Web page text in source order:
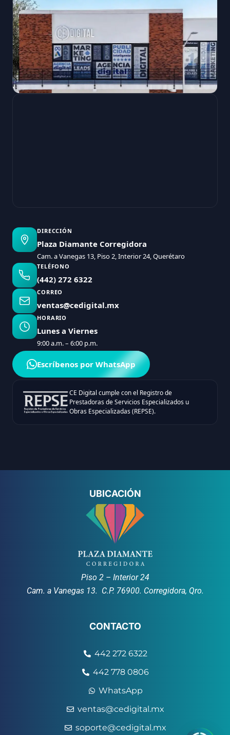
DIRECCIÓN
Plaza Diamante Corregidora
Cam. a Vanegas 13, Piso 2, Interior 24, Querétaro
TELÉFONO
(442) 272 6322
CORREO
ventas@cedigital.mx
HORARIO
Lunes a Viernes
9:00 a.m. – 6:00 p.m.
Escríbenos por WhatsApp
CE Digital cumple con el Registro de
Prestadoras de Servicios Especializados u
Obras Especializadas (REPSE).
UBICACIÓN
Piso 2 – Interior 24
Cam. a Vanegas 13. C.P. 76900. Corregidora, Qro.
CONTACTO
442 272 6322
442 778 0806
WhatsApp
ventas@cedigital.mx
soporte@cedigital.mx